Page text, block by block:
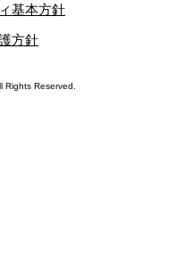
基本方針
方針
Reserved.